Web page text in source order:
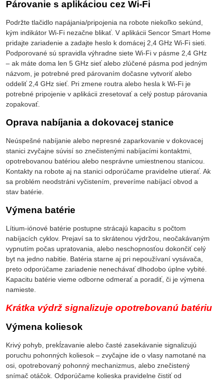
Párovanie s aplikáciou cez Wi-Fi
Podržte tlačidlo napájania/pripojenia na robote niekoľko sekúnd,
kým indikátor Wi-Fi nezačne blikať. V aplikácii Sencor Smart Home
pridajte zariadenie a zadajte heslo k domácej 2,4 GHz Wi-Fi sieti.
Podporované sú spravidla výhradne siete Wi-Fi v pásme 2,4 GHz
– ak máte doma len 5 GHz sieť alebo zlúčené pásma pod jedným
názvom, je potrebné pred párovaním dočasne vytvoriť alebo
oddeliť 2,4 GHz sieť. Pri zmene routra alebo hesla k Wi-Fi je
potrebné pripojenie v aplikácii zresetovať a celý postup párovania
zopakovať.
Oprava nabíjania a dokovacej stanice
Neúspešné nabíjanie alebo nepresné zaparkovanie v dokovacej
stanici zvyčajne súvisí so znečistenými nabíjacími kontaktmi,
opotrebovanou batériou alebo nesprávne umiestnenou stanicou.
Kontakty na robote aj na stanici odporúčame pravidelne utierať. Ak
sa problém neodstráni vyčistením, preveríme nabíjací obvod a
stav batérie.
Výmena batérie
Lítium-iónové batérie postupne strácajú kapacitu s počtom
nabíjacích cyklov. Prejaví sa to skrátenou výdržou, neočakávaným
vypnutím počas upratovania, alebo neschopnosťou dokončiť celý
byt na jedno nabitie. Batéria starne aj pri nepoužívaní vysávača,
preto odporúčame zariadenie nenechávať dlhodobo úplne vybité.
Kapacitu batérie vieme odborne odmerať a poradiť, či je výmena
namieste.
Krátka výdrž signalizuje opotrebovanú batériu
Výmena koliesok
Krivý pohyb, prekĺzavanie alebo časté zasekávanie signalizujú
poruchu pohonných koliesok – zvyčajne ide o vlasy namotané na
osi, opotrebovaný pohonný mechanizmus, alebo znečistený
snímač otáčok. Odporúčame kolieska pravidelne čistiť od